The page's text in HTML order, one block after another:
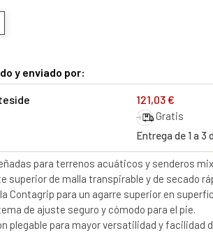
y enviado por:
121,03 €
Gratis
Entrega de 1 a 3
para terrenos acuáticos y senderos
superior de malla transpirable y de secado
Contagrip para un agarre superior en
de ajuste seguro y cómodo para el pie.
plegable para mayor versatilidad y facilidad